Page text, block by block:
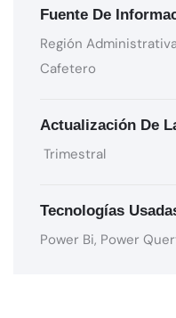
Fuente De
Región
Cafetero
Actualización De
Trimestral
Tecnologías
Power Bi, Power